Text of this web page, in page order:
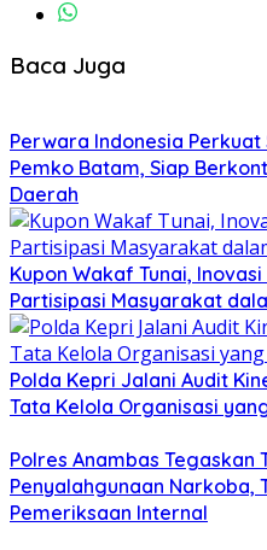
Baca Juga
Perwara Indonesia Perkuat
Pemko Batam, Siap
Daerah
Kupon Wakaf Tunai,
Partisipasi Masyarakat
Polda Kepri Jalani Audit
Tata Kelola Organisasi
Polres Anambas Tegaskan
Penyalahgunaan Narkoba,
Pemeriksaan Internal